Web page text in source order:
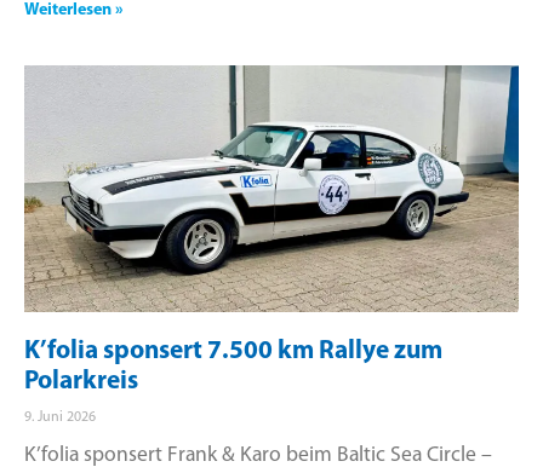
Weiterlesen »
K’folia sponsert 7.500 km Rallye zum
Polarkreis
9. Juni 2026
K’folia sponsert Frank & Karo beim Baltic Sea Circle –